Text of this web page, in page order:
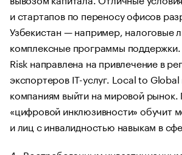
и стартапов по переносу офисов
Узбекистан — например, налоговые
комплексные программы
Risk направлена на привлечение в
экспортеров IT-услуг. Local to
компаниям выйти на мировой рынок.
«цифровой инклюзивности» обучит
и лиц с инвалидностью навыкам в